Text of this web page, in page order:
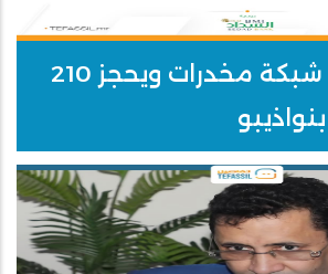
الأمن يفكك شبكة مخدرات ويحجز 210